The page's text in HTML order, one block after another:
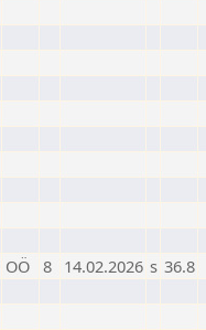
OÖ 8 14.02.2026 s 36.8